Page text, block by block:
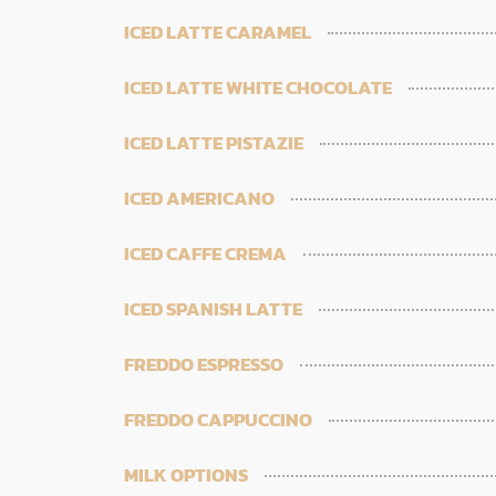
ICED LATTE CARAMEL
ICED LATTE WHITE CHOCOLATE
ICED LATTE PISTAZIE
ICED AMERICANO
ICED CAFFE CREMA
ICED SPANISH LATTE
FREDDO ESPRESSO
FREDDO CAPPUCCINO
MILK OPTIONS